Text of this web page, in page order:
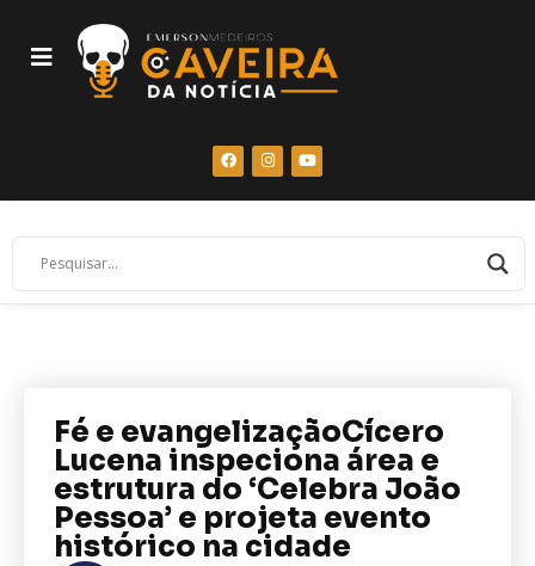
Fé e evangelizaçãoCícero
Lucena inspeciona área e
estrutura do ‘Celebra João
Pessoa’ e projeta evento
histórico na cidade